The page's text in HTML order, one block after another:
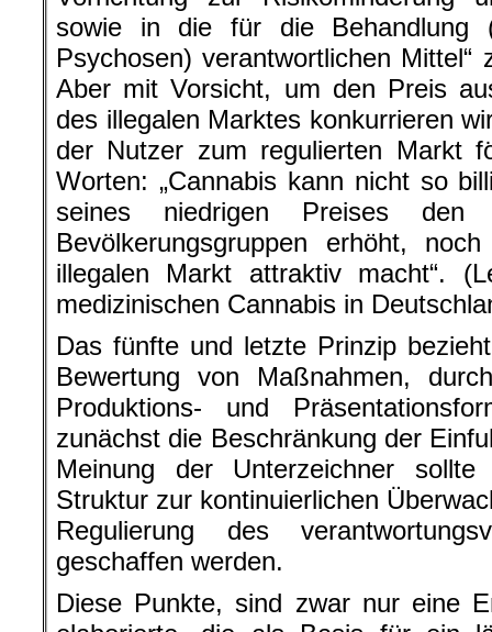
sowie in die für die Behandlung
Psychosen) verantwortlichen Mittel“
Aber mit Vorsicht, um den Preis
des illegalen Marktes konkurrieren
der Nutzer zum regulierten Markt
Worten: „Cannabis kann nicht so
seines niedrigen Preises den
Bevölkerungsgruppen erhöht,
illegalen Markt attraktiv macht“.
medizinischen Cannabis in
Das fünfte und letzte Prinzip
Bewertung von Maßnahmen,
Produktions- und
zunächst die Beschränkung der
Meinung der Unterzeichner sollte
Struktur zur kontinuierlichen
Regulierung des
geschaffen werden.
Diese Punkte, sind zwar nur eine